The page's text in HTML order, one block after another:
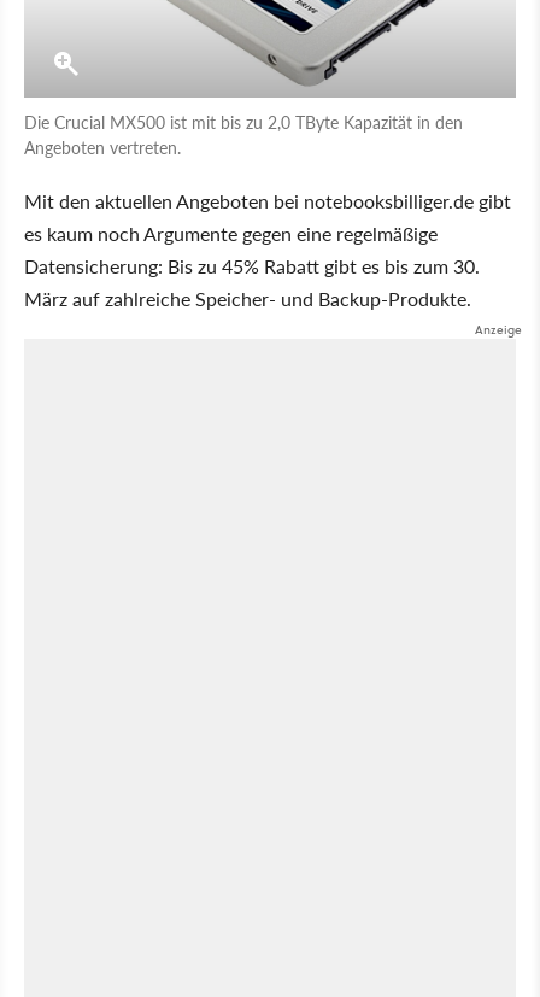
Die Crucial MX500 ist mit bis zu 2,0 TByte Kapazität in den
Angeboten vertreten.
Mit den aktuellen Angeboten bei notebooksbilliger.de gibt
es kaum noch Argumente gegen eine regelmäßige
Datensicherung: Bis zu 45% Rabatt gibt es bis zum 30.
März auf zahlreiche Speicher- und Backup-Produkte.